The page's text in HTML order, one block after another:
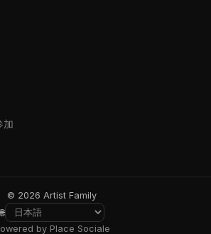
加
© 2026 Artist Family
🌐
by Place Sociale